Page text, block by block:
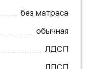
без матраса
обычная
ЛДСП
ЛДСП